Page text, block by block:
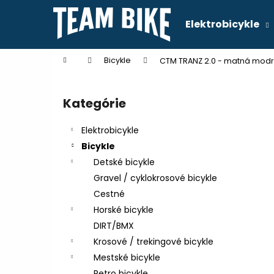
Elektrobicykle
Domov Bicykle CTM TRANZ 2.0 - matná
Preskočiť
kategórie
Kategórie
Elektrobicykle
Bicykle
Detské bicykle
Gravel / cyklokrosové bicykle
Cestné
Horské bicykle
DIRT/BMX
Krosové / trekingové bicykle
Mestské bicykle
í
Späť
do
Späť
do